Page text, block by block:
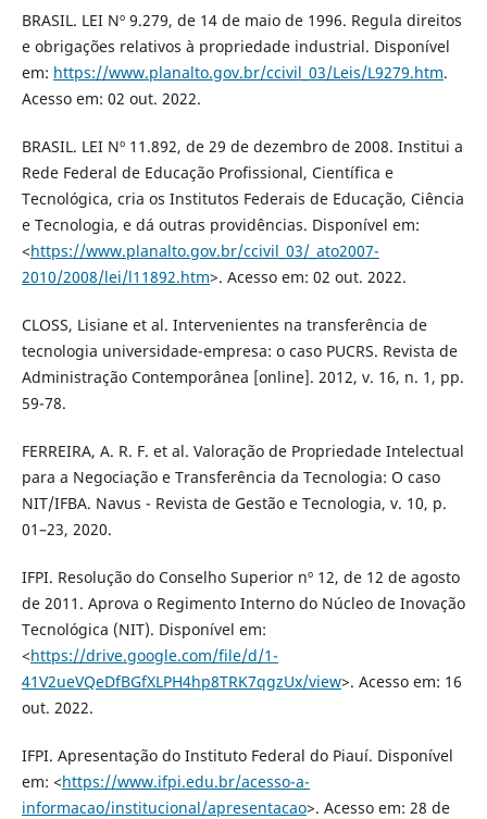
BRASIL. LEI Nº 9.279, de 14 de maio de 1996. Regula direitos
e obrigações relativos à propriedade industrial. Disponível
em: https://www.planalto.gov.br/ccivil_03/Leis/L9279.htm.
Acesso em: 02 out. 2022.
BRASIL. LEI Nº 11.892, de 29 de dezembro de 2008. Institui a
Rede Federal de Educação Profissional, Científica e
Tecnológica, cria os Institutos Federais de Educação, Ciência
e Tecnologia, e dá outras providências. Disponível em:
<https://www.planalto.gov.br/ccivil_03/_ato2007-
2010/2008/lei/l11892.htm>. Acesso em: 02 out. 2022.
CLOSS, Lisiane et al. Intervenientes na transferência de
tecnologia universidade-empresa: o caso PUCRS. Revista de
Administração Contemporânea [online]. 2012, v. 16, n. 1, pp.
59-78.
FERREIRA, A. R. F. et al. Valoração de Propriedade Intelectual
para a Negociação e Transferência da Tecnologia: O caso
NIT/IFBA. Navus - Revista de Gestão e Tecnologia, v. 10, p.
01–23, 2020.
IFPI. Resolução do Conselho Superior nº 12, de 12 de agosto
de 2011. Aprova o Regimento Interno do Núcleo de Inovação
Tecnológica (NIT). Disponível em:
<https://drive.google.com/file/d/1-
41V2ueVQeDfBGfXLPH4hp8TRK7qgzUx/view>. Acesso em: 16
out. 2022.
IFPI. Apresentação do Instituto Federal do Piauí. Disponível
em: <https://www.ifpi.edu.br/acesso-a-
informacao/institucional/apresentacao>. Acesso em: 28 de